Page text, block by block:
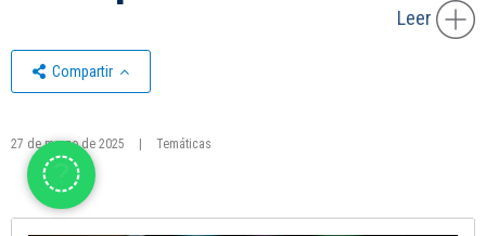
Leer
Compartir
27 de marzo de 2025 Temáticas